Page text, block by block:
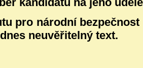
pro národní
neuvěřitelný text.